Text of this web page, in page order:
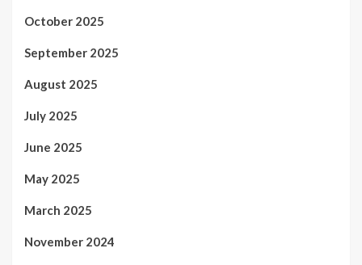
October 2025
September 2025
August 2025
July 2025
June 2025
May 2025
March 2025
November 2024